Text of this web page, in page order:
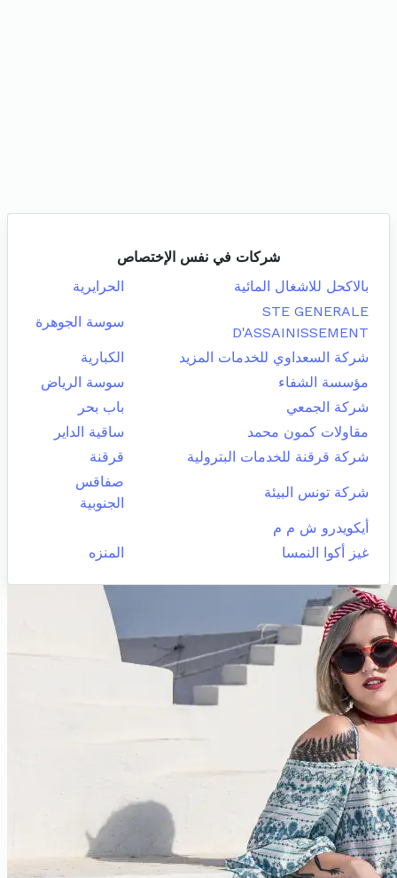
شركات في نفس الإختصاص
بالاكحل للاشغال المائية
الحرايرية
STE GENERALE
D'ASSAINISSEMENT
سوسة الجوهرة
شركة السعداوي للخدمات المزيد
الكبارية
مؤسسة الشفاء
سوسة الرياض
شركة الجمعي
باب بحر
مقاولات كمون محمد
ساقية الداير
شركة قرقنة للخدمات البترولية
قرقنة
شركة تونس البيئة
صفاقس
الجنوبية
أيكويدرو ش م م
غيز أكوا النمسا
المنزه